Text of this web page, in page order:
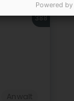
388
Powered by